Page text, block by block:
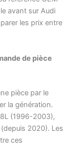
avant sur Audi
les prix entre
de pièce
pièce par le
la génération.
(1996-2003),
2020). Les
ces